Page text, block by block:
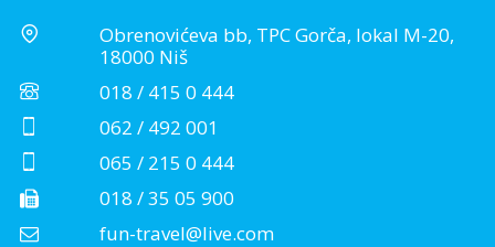
Obrenovićeva bb, TPC Gorča, lokal M-20,
18000 Niš
018 / 415 0 444
062 / 492 001
065 / 215 0 444
018 / 35 05 900
fun-travel@live.com